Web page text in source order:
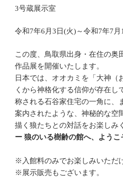
3号蔵展示室
令和7年6月3日(火)～令和7年7月
この度、鳥取県出身・在住の奥
作品展を開催いたします。
日本では、オオカミを「大神（
くから神格化する信仰が存在し
称される石谷家住宅の一角に、
案内されたような、神秘的な空
描く狼たちとの対話をお楽しみ
ー 狼のいる樹齢の館へ、ようこ
※入館料のみでお楽しみいただ
※展示販売もございます。